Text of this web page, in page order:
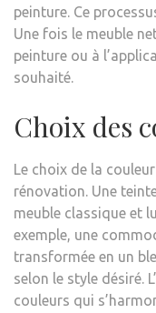
peinture. Ce
Une fois le meuble
peinture ou à
souhaité.
Choix des
Le choix de la
rénovation. Une
meuble classique et
exemple, une
transformée en un
selon le style désiré.
couleurs qui